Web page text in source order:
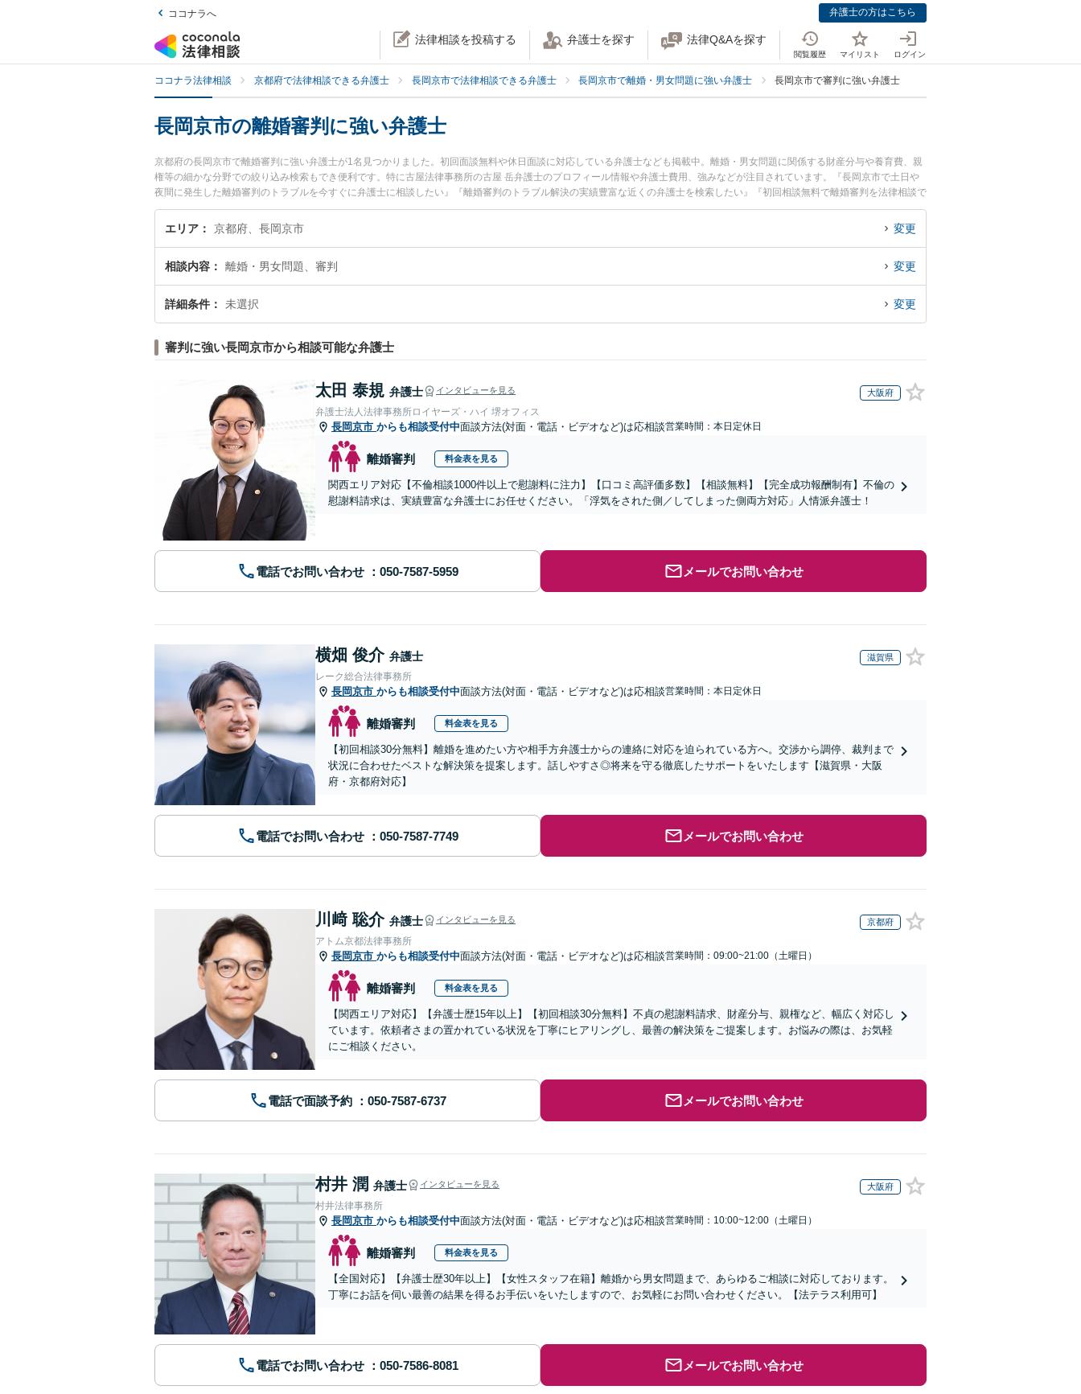
ココナラへ 弁護士の方はこちら
法律相談を投稿する 弁護士を探す 法律Q&Aを探す
閲覧履歴 マイリスト ログイン
ココナラ法律相談 京都府で法律相談できる弁護士 長岡京市で法律相談できる弁護士 長岡京市で離婚・男女問題に強い弁護士 長岡京市で審判に強い弁護士
長岡京市の離婚審判に強い弁護士
京都府の長岡京市で離婚審判に強い弁護士が1名見つかりました。初回面談無料や休日面談に対応している弁護士なども掲載中。離婚・男女問題に関係する財産分与や養育費、親
権等の細かな分野での絞り込み検索もでき便利です。特に古屋法律事務所の古屋 岳弁護士のプロフィール情報や弁護士費用、強みなどが注目されています。『長岡京市で土日や
夜間に発生した離婚審判のトラブルを今すぐに弁護士に相談したい』『離婚審判のトラブル解決の実績豊富な近くの弁護士を検索したい』『初回相談無料で離婚審判を法律相談で
きる長岡京市内の弁護士に相談予約したい』などでお困りの相談者さんにおすすめです。
エリア 京都府、長岡京市 変更
相談内容 離婚・男女問題、審判 変更
詳細条件 未選択 変更
審判に強い長岡京市から相談可能な弁護士
太田 泰規 弁護士 インタビューを見る 大阪府
弁護士法人法律事務所ロイヤーズ・ハイ 堺オフィス
長岡京市 からも相談受付中面談方法(対面・電話・ビデオなど)は応相談営業時間：本日定休日
離婚審判 料金表を見る
関西エリア対応【不倫相談1000件以上で慰謝料に注力】【口コミ高評価多数】【相談無料】【完全成功報酬制有】不倫の
慰謝料請求は、実績豊富な弁護士にお任せください。「浮気をされた側／してしまった側両方対応」人情派弁護士！
電話でお問い合わせ メールでお問い合わせ
横畑 俊介 弁護士 滋賀県
レーク総合法律事務所
長岡京市 からも相談受付中面談方法(対面・電話・ビデオなど)は応相談営業時間：本日定休日
離婚審判 料金表を見る
【初回相談30分無料】離婚を進めたい方や相手方弁護士からの連絡に対応を迫られている方へ。交渉から調停、裁判まで
状況に合わせたベストな解決策を提案します。話しやすさ◎将来を守る徹底したサポートをいたします【滋賀県・大阪
府・京都府対応】
電話でお問い合わせ メールでお問い合わせ
川﨑 聡介 弁護士 インタビューを見る 京都府
アトム京都法律事務所
長岡京市 からも相談受付中面談方法(対面・電話・ビデオなど)は応相談営業時間：09:00~21:00（土曜日）
離婚審判 料金表を見る
【関西エリア対応】【弁護士歴15年以上】【初回相談30分無料】不貞の慰謝料請求、財産分与、親権など、幅広く対応し
ています。依頼者さまの置かれている状況を丁寧にヒアリングし、最善の解決策をご提案します。お悩みの際は、お気軽
にご相談ください。
電話で面談予約 メールでお問い合わせ
村井 潤 弁護士 インタビューを見る 大阪府
村井法律事務所
長岡京市 からも相談受付中面談方法(対面・電話・ビデオなど)は応相談営業時間：10:00~12:00（土曜日）
離婚審判 料金表を見る
【全国対応】【弁護士歴30年以上】【女性スタッフ在籍】離婚から男女問題まで、あらゆるご相談に対応しております。
丁寧にお話を伺い最善の結果を得るお手伝いをいたしますので、お気軽にお問い合わせください。【法テラス利用可】
電話でお問い合わせ メールでお問い合わせ